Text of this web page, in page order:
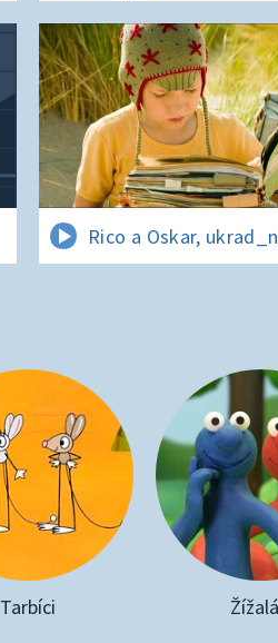
Rico a Oskar,
Tarbíci